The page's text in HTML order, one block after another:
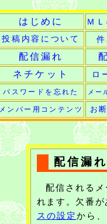
はじめに Ｍ
投稿内容について
配信漏れ
ネチケット
ロ
パスワードを忘れた メー
メンバー用コンテンツ お
配信漏
配信される
れます。欠番
スの設定から